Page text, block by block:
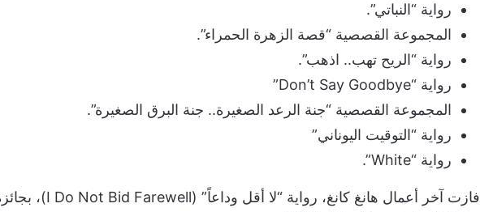
رواية “النباتي”.
المجموعة القصصية “قصة الزهرة الحمراء”.
رواية “الريح تهب.. اذهب”.
رواية “Don’t Say Goodbye”
المجموعة القصصية “جنة الرعد الصغيرة.. جنة البرق الصغيرة”.
رواية “التوقيت اليوناني”
رواية “White”.